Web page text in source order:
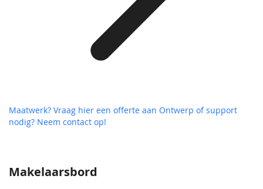
Makelaarsbord
Maatwerk? Vraag hier een offerte aan Ontwerp of support
nodig? Neem contact op!